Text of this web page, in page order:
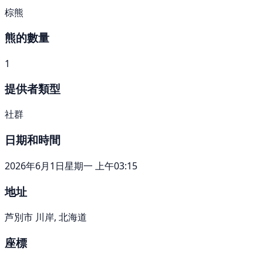
棕熊
熊的數量
1
提供者類型
社群
日期和時間
2026年6月1日星期一 上午03:15
地址
芦別市 川岸, 北海道
座標